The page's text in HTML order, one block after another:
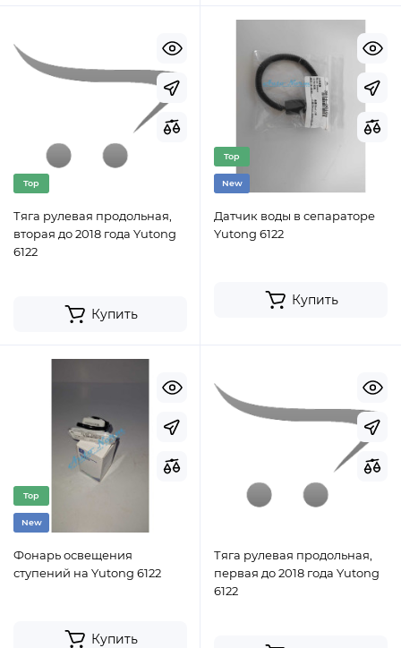
Top
Тяга рулевая продольная,
вторая до 2018 года Yutong
6122
Купить
Top
New
Датчик воды в сепараторе
Yutong 6122
Купить
Top
New
Фонарь освещения
ступений на Yutong 6122
Купить
Тяга рулевая продольная,
первая до 2018 года Yutong
6122